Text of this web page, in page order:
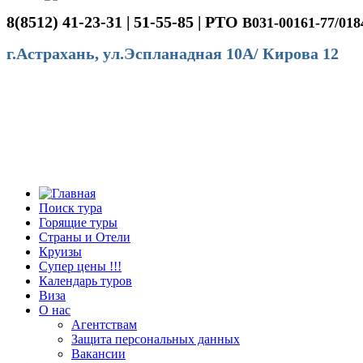
8(8512) 41-23-31 | 51-55-85 | РТО В031-00161-77/
г.Астрахань, ул.Эспланадная 10А/ Кирова 12
Поиск тура
Горящие туры
Страны и Отели
Круизы
Супер цены !!!
Календарь туров
Виза
О нас
Агентствам
Защита персональных данных
Вакансии